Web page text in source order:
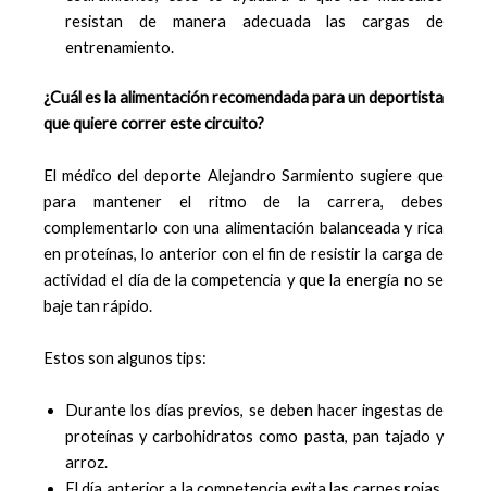
resistan de manera adecuada las cargas de
entrenamiento.
¿Cuál es la alimentación recomendada para un deportista
que quiere correr este circuito?
El médico del deporte Alejandro Sarmiento sugiere que
para mantener el ritmo de la carrera, debes
complementarlo con una alimentación balanceada y rica
en proteínas, lo anterior con el fin de resistir la carga de
actividad el día de la competencia y que la energía no se
baje tan rápido.
Estos son algunos tips:
Durante los días previos, se deben hacer ingestas de
proteínas y carbohidratos como pasta, pan tajado y
arroz.